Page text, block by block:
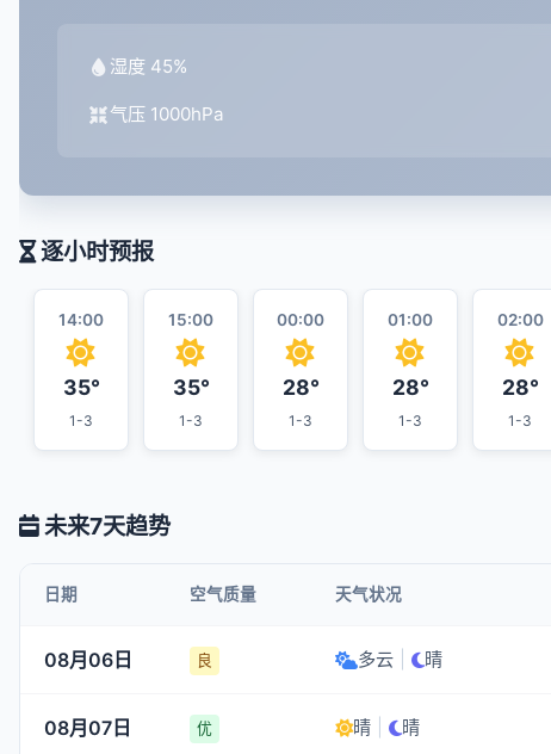
湿度 45%
气压 1000hPa
逐小时预报
14:00
35°
1-3
15:00
35°
1-3
00:00
28°
1-3
01:00
28°
1-3
02:00
28°
1-3
未来7天趋势
日期 空气质量 天气状况
08月06日 良 多云 晴
08月07日 优 晴 晴